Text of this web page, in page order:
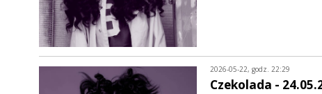
2026-05-22, godz. 22:29
Czekolada -